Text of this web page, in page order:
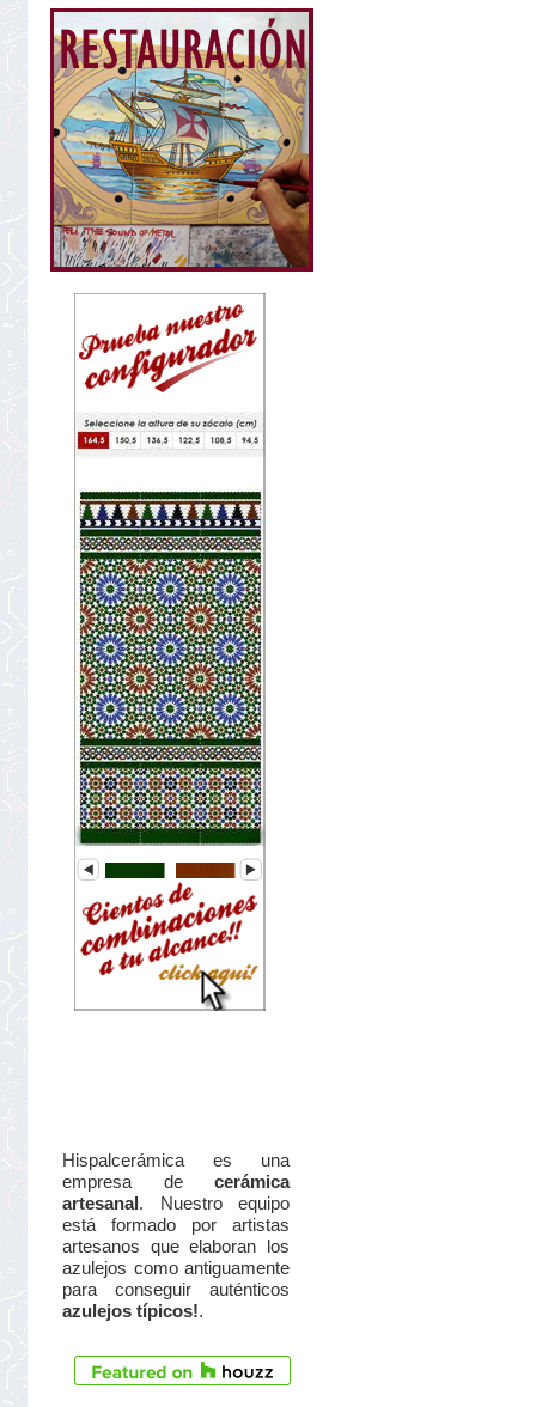
Hispalcerámica es una
empresa de cerámica
artesanal . Nuestro equipo
está formado por artistas
artesanos que elaboran los
azulejos como antiguamente
para conseguir auténticos
azulejos típicos!.